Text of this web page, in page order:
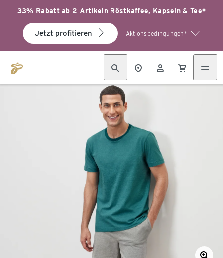
33% Rabatt ab 2 Artikeln Röstkaffee, Kapseln & Tee*
Jetzt profitieren Aktionsbedingungen*